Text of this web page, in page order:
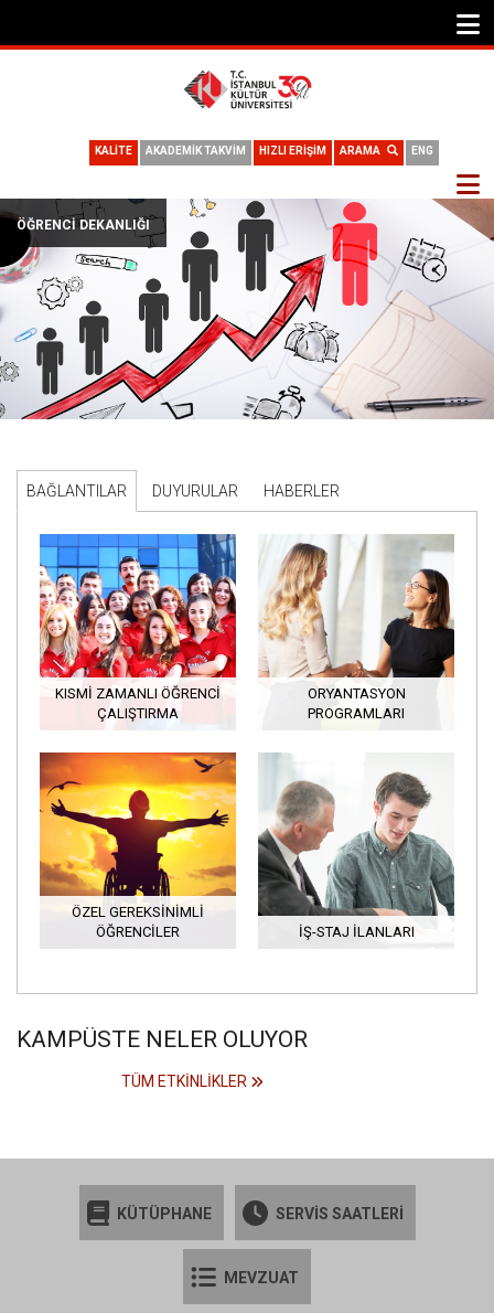
ENG
ARAMA
HIZLI ERİŞİM
AKADEMİK TAKVİM
KALİTE
ÖĞRENCI DEKANLIĞI
BAĞLANTILAR DUYURULAR HABERLER
KISMI ZAMANLI ÖĞRENCI
ÇALIŞTIRMA
ORYANTASYON
PROGRAMLARI
ÖZEL GEREKSINIMLI
ÖĞRENCILER
İŞ-STAJ İLANLARI
KAMPÜSTE NELER OLUYOR
TÜM ETKINLIKLER
KÜTÜPHANE SERVİS SAATLERİ
MEVZUAT